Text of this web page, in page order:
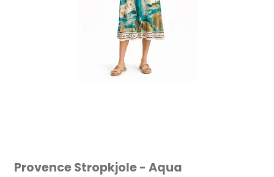
Provence Stropkjole - Aqua